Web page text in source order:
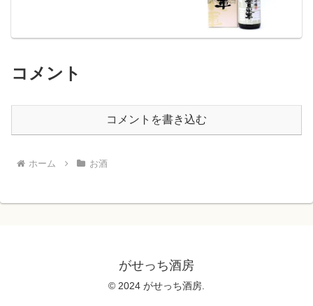
コメント
コメントを書き込む
ホーム お酒
がせっち酒房
© 2024 がせっち酒房.